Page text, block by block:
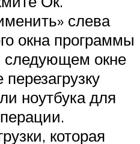
слева
окна программы
следующем окне
ноутбука для
которая